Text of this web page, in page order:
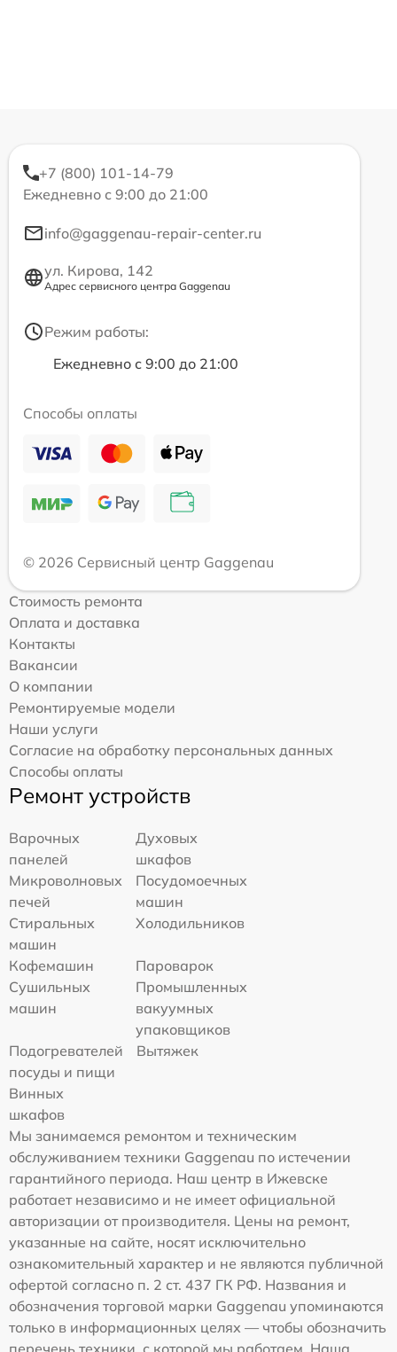
+7 (800) 101-14-79
Ежедневно с 9:00 до 21:00
info@gaggenau-repair-center.ru
ул. Кирова, 142
Адрес сервисного центра Gaggenau
Режим работы:
Ежедневно с 9:00 до 21:00
Способы оплаты
© 2026 Сервисный центр Gaggenau
Стоимость ремонта
Оплата и доставка
Контакты
Вакансии
О компании
Ремонтируемые модели
Наши услуги
Согласие на обработку персональных данных
Способы оплаты
Ремонт устройств
Варочных
панелей
Духовых
шкафов
Микроволновых
печей
Посудомоечных
машин
Стиральных
машин
Холодильников
Кофемашин
Пароварок
Сушильных
машин
Промышленных
вакуумных
упаковщиков
Подогревателей
посуды и пищи
Вытяжек
Винных
шкафов
Мы занимаемся ремонтом и техническим
обслуживанием техники Gaggenau по истечении
гарантийного периода. Наш центр в Ижевске
работает независимо и не имеет официальной
авторизации от производителя. Цены на ремонт,
указанные на сайте, носят исключительно
ознакомительный характер и не являются публичной
офертой согласно п. 2 ст. 437 ГК РФ. Названия и
обозначения торговой марки Gaggenau упоминаются
только в информационных целях — чтобы обозначить
перечень техники, с которой мы работаем. Наша